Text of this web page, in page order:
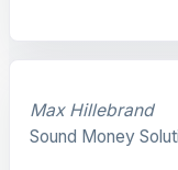
Max Hillebrand
Sound Money